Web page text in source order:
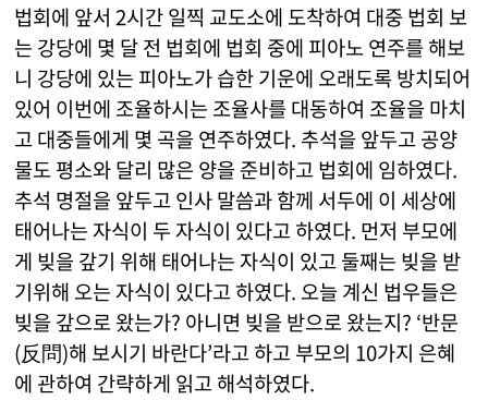
법회에 앞서 2시간 일찍 교도소에 도착하여 대중 법회 보
는 강당에 몇 달 전 법회에 법회 중에 피아노 연주를 해보
니 강당에 있는 피아노가 습한 기운에 오래도록 방치되어
있어 이번에 조율하시는 조율사를 대동하여 조율을 마치
고 대중들에게 몇 곡을 연주하였다. 추석을 앞두고 공양
물도 평소와 달리 많은 양을 준비하고 법회에 임하였다.
추석 명절을 앞두고 인사 말씀과 함께 서두에 이 세상에
태어나는 자식이 두 자식이 있다고 하였다. 먼저 부모에
게 빚을 갚기 위해 태어나는 자식이 있고 둘째는 빚을 받
기위해 오는 자식이 있다고 하였다. 오늘 계신 법우들은
빚을 갚으로 왔는가? 아니면 빚을 받으로 왔는지? ‘반문
(反問)해 보시기 바란다’라고 하고 부모의 10가지 은혜
에 관하여 간략하게 읽고 해석하였다.